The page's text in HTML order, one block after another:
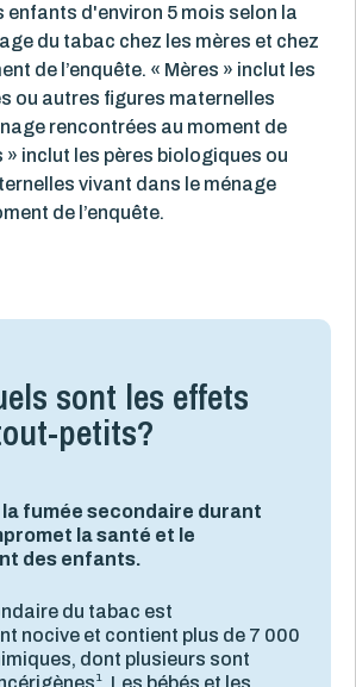
enfants d'environ 5 mois selon la
du tabac chez les mères et chez
de l’enquête. « Mères » inclut les
ou autres figures maternelles
rencontrées au moment de
» inclut les pères biologiques ou
vivant dans le ménage
de l’enquête.
sont les effets
petits?
la fumée secondaire durant
la santé et le
des enfants.
du tabac est
nocive et contient plus de 7 000
dont plusieurs sont
1